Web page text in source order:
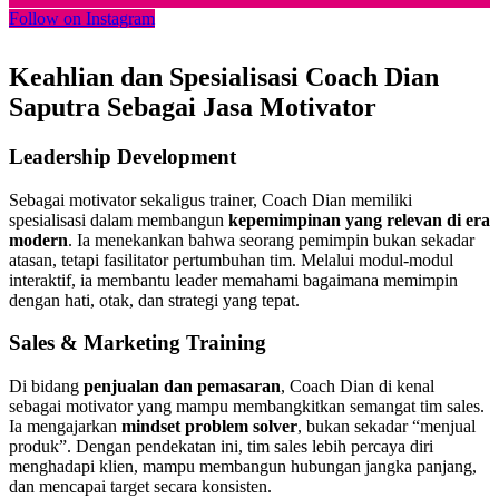
Follow on Instagram
Keahlian dan Spesialisasi Coach Dian
Saputra Sebagai Jasa Motivator
Leadership Development
Sebagai motivator sekaligus trainer, Coach Dian memiliki
spesialisasi dalam membangun kepemimpinan yang relevan di era
modern. Ia menekankan bahwa seorang pemimpin bukan sekadar
atasan, tetapi fasilitator pertumbuhan tim. Melalui modul-modul
interaktif, ia membantu leader memahami bagaimana memimpin
dengan hati, otak, dan strategi yang tepat.
Sales & Marketing Training
Di bidang penjualan dan pemasaran, Coach Dian di kenal
sebagai motivator yang mampu membangkitkan semangat tim sales.
Ia mengajarkan mindset problem solver, bukan sekadar “menjual
produk”. Dengan pendekatan ini, tim sales lebih percaya diri
menghadapi klien, mampu membangun hubungan jangka panjang,
dan mencapai target secara konsisten.